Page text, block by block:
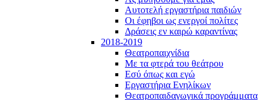
Αυτοτελή εργαστήρια παιδιών
Οι έφηβοι ως ενεργοί πολίτες
Δράσεις εν καιρώ καραντίνας
2018-2019
Θεατροπαιχνίδια
Με τα φτερά του θεάτρου
Εσύ όπως και εγώ
Εργαστήρια Ενηλίκων
Θεατροπαιδαγωγικά προγράμματα